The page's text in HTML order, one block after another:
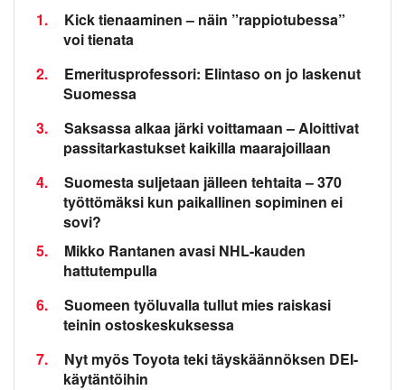
1.
Kick tienaaminen – näin ”rappiotubessa”
voi tienata
2.
Emeritusprofessori: Elintaso on jo laskenut
Suomessa
3.
Saksassa alkaa järki voittamaan – Aloittivat
passitarkastukset kaikilla maarajoillaan
4.
Suomesta suljetaan jälleen tehtaita – 370
työttömäksi kun paikallinen sopiminen ei
sovi?
5.
Mikko Rantanen avasi NHL-kauden
hattutempulla
6.
Suomeen työluvalla tullut mies raiskasi
teinin ostoskeskuksessa
7.
Nyt myös Toyota teki täyskäännöksen DEI-
käytäntöihin